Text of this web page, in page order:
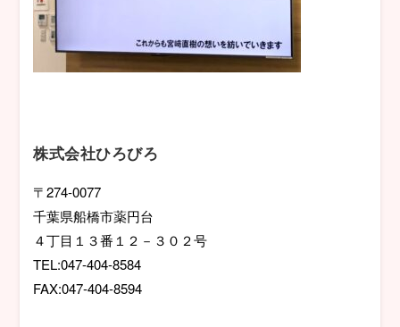
株式会社ひろびろ
〒274-0077
千葉県船橋市薬円台
４丁目１３番１２－３０２号
TEL:047-404-8584
FAX:047-404-8594